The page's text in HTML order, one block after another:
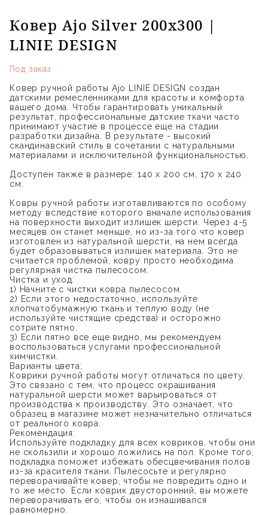
Ковер Ajo Silver 200x300 |
LINIE DESIGN
Под заказ
Ковер ручной работы Ajo LINIE DESIGN создан
датскими ремесленниками для красоты и комфорта
вашего дома. Чтобы гарантировать уникальный
результат, профессиональные датские ткачи часто
принимают участие в процессе еще на стадии
разработки дизайна. В результате - высокий
скандинавский стиль в сочетании с натуральными
материалами и исключительной функциональностью.
Доступен также в размере: 140 х 200 см, 170 x 240
см.
Ковры ручной работы изготавливаются по особому
методу вследствие которого вначале использования
на поверхности выходит излишек шерсти. Через 4-5
месяцев он станет меньше, но из-за того что ковер
изготовлен из натуральной шерсти, на нем всегда
будет образовываться излишек материала. Это не
считается проблемой, ковру просто необходима
регулярная чистка пылесосом.
Чистка и уход:
1) Начните с чистки ковра пылесосом.
2) Если этого недостаточно, используйте
хлопчатобумажную ткань и теплую воду (не
используйте чистящие средства) и осторожно
сотрите пятно.
3) Если пятно все еще видно, мы рекомендуем
воспользоваться услугами профессиональной
химчистки.
Варианты цвета:
Коврики ручной работы могут отличаться по цвету.
Это связано с тем, что процесс окрашивания
натуральной шерсти может варьироваться от
производства к производству. Это означает, что
образец в магазине может незначительно отличаться
от реального ковра.
Рекомендация:
Используйте подкладку для всех ковриков, чтобы они
не скользили и хорошо ложились на пол. Кроме того,
подкладка поможет избежать обесцвечивания полов
из-за красителя ткани. Пылесосьте и регулярно
переворачивайте ковер, чтобы не повредить одно и
то же место. Если коврик двусторонний, вы можете
переворачивать его, чтобы он изнашивался
равномерно.